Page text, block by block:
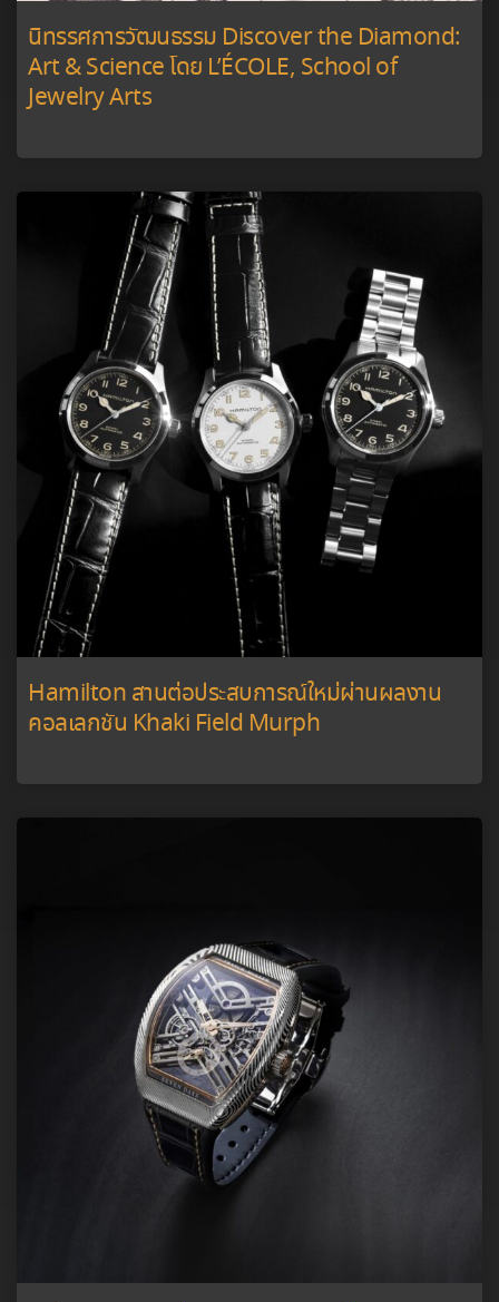
นิทรรศการวัฒนธรรม Discover the Diamond:
Art & Science โดย L’ÉCOLE, School of
Jewelry Arts
Hamilton สานต่อประสบการณ์ใหม่ผ่านผลงาน
คอลเลกชัน Khaki Field Murph